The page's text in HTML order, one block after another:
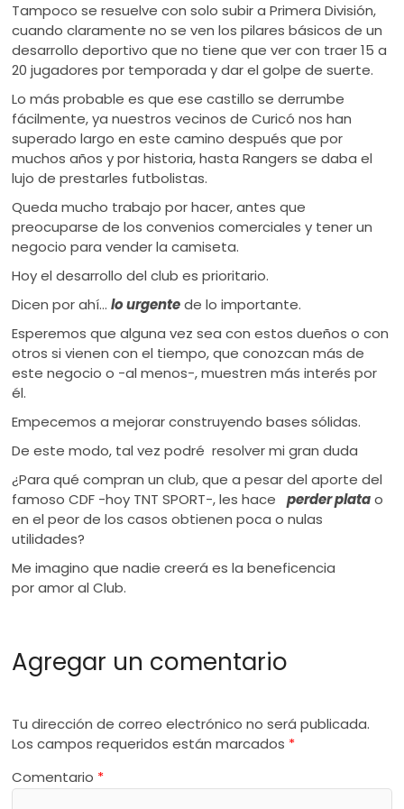
Tampoco se resuelve con solo subir a Primera División,
cuando claramente no se ven los pilares básicos de un
desarrollo deportivo que no tiene que ver con traer 15 a
20 jugadores por temporada y dar el golpe de suerte.
Lo más probable es que ese castillo se derrumbe
fácilmente, ya nuestros vecinos de Curicó nos han
superado largo en este camino después que por
muchos años y por historia, hasta Rangers se daba el
lujo de prestarles futbolistas.
Queda mucho trabajo por hacer, antes que
preocuparse de los convenios comerciales y tener un
negocio para vender la camiseta.
Hoy el desarrollo del club es prioritario.
Dicen por ahí…lo urgentede lo importante.
Esperemos que alguna vez sea con estos dueños o con
otros si vienen con el tiempo, que conozcan más de
este negocio o -al menos-, muestren más interés por
él.
Empecemos a mejorar construyendo bases sólidas.
De este modo, tal vez podré resolver mi gran duda
¿Para qué compran un club, que a pesar del aporte del
famoso CDF -hoy TNT SPORT-, les haceperder platao
en el peor de los casos obtienen poca o nulas
utilidades?
Me imagino que nadie creerá es la beneficencia
por amor al Club.
Agregar un comentario
Tu dirección de correo electrónico no será publicada.
Los campos requeridos están marcados *
Comentario *